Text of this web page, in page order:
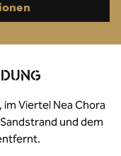
im Viertel Nea Chora
und dem